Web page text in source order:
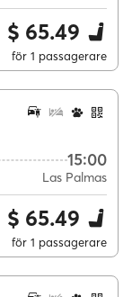
$ 65.49
för 1 passagerare
15:00
Las Palmas
$ 65.49
för 1 passagerare